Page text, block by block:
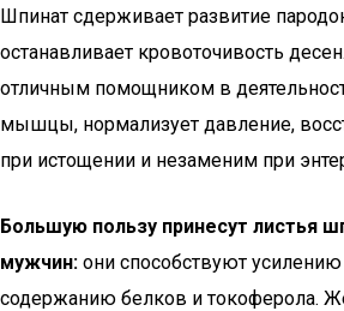
Шпинат сдерживает развитие
останавливает кровоточивость
отличным помощником в
мышцы, нормализует давление,
при истощении и незаменим при
Большую пользу принесут листья
мужчин: они способствуют
содержанию белков и токоферола.